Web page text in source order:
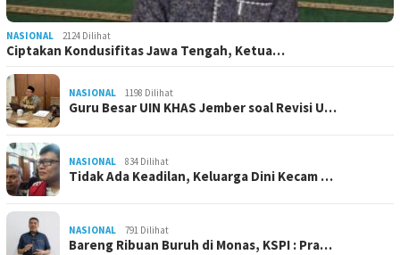
NASIONAL 2124 Dilihat
Ciptakan Kondusifitas Jawa Tengah, Ketua…
NASIONAL 1198 Dilihat
Guru Besar UIN KHAS Jember soal Revisi U…
NASIONAL 834 Dilihat
Tidak Ada Keadilan, Keluarga Dini Kecam …
NASIONAL 791 Dilihat
Bareng Ribuan Buruh di Monas, KSPI : Pra…